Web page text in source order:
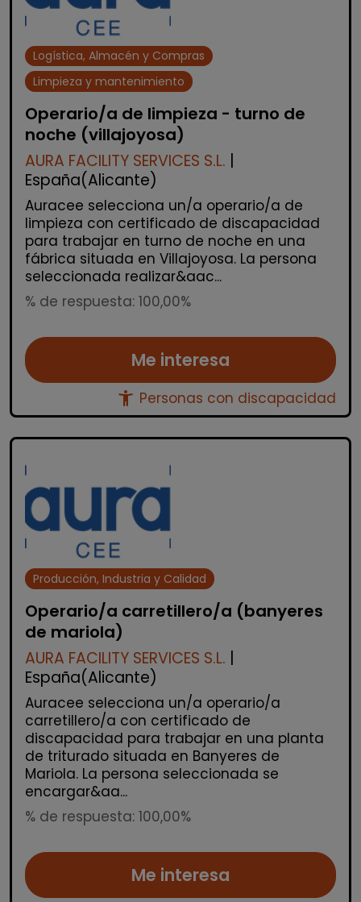
Logística, Almacén y Compras
Limpieza y mantenimiento
Operario/a de limpieza - turno de
noche (villajoyosa)
AURA FACILITY SERVICES S.L.
España(Alicante)
Auracee selecciona un/a operario/a de
limpieza con certificado de discapacidad
para trabajar en turno de noche en una
fábrica situada en Villajoyosa. La persona
seleccionada realizar&aac...
% de respuesta: 100,00%
Me interesa
accessibility_new Personas con discapacidad
Producción, Industria y Calidad
Operario/a carretillero/a (banyeres
de mariola)
AURA FACILITY SERVICES S.L.
España(Alicante)
Auracee selecciona un/a operario/a
carretillero/a con certificado de
discapacidad para trabajar en una planta
de triturado situada en Banyeres de
Mariola. La persona seleccionada se
encargar&aa...
% de respuesta: 100,00%
Me interesa